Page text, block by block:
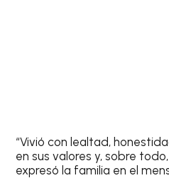
“Vivió con lealtad,
en sus valores y, sobre
expresó la familia en el